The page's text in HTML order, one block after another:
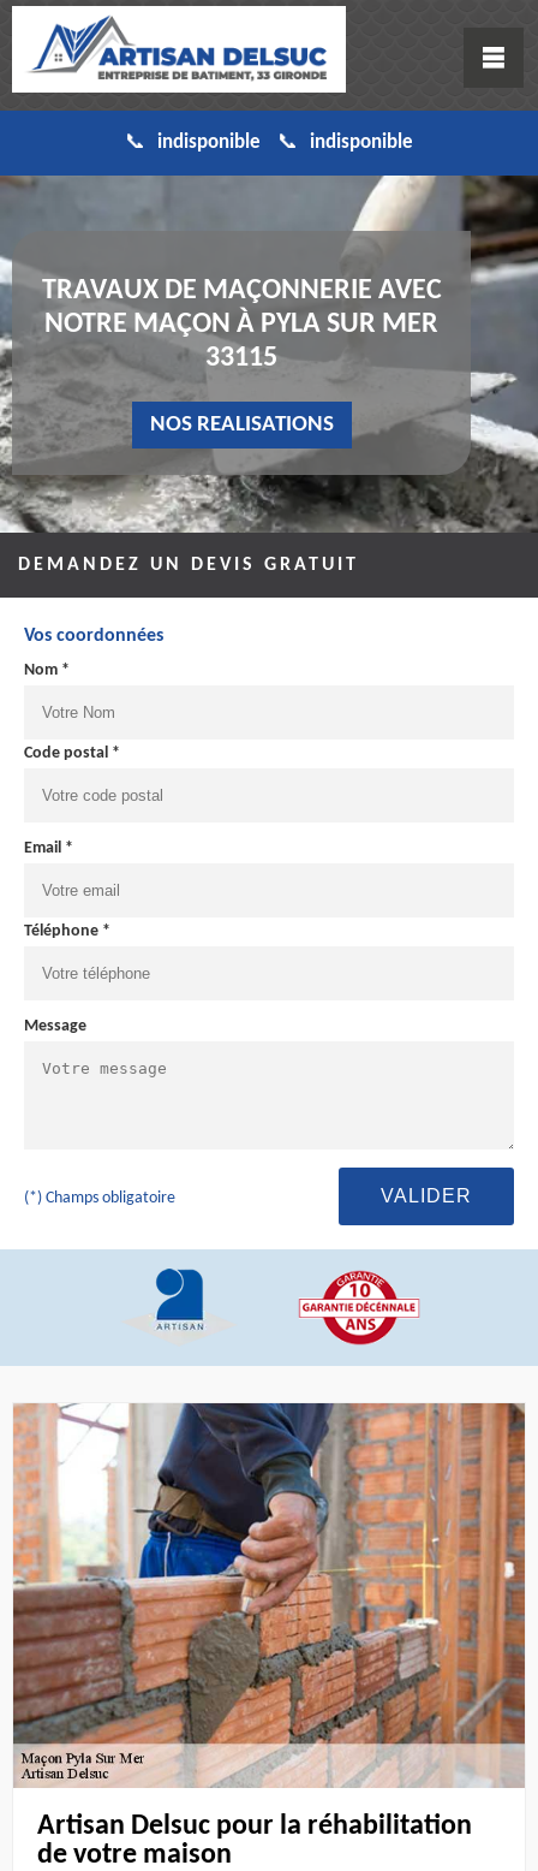
indisponible indisponible
TRAVAUX DE MAÇONNERIE AVEC
NOTRE MAÇON À PYLA SUR MER
33115
NOS REALISATIONS
DEMANDEZ UN DEVIS GRATUIT
Vos coordonnées
Nom *
Code postal *
Email *
Téléphone *
Message
(*) Champs obligatoire
Artisan Delsuc pour la réhabilitation
de votre maison